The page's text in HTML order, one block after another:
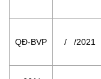
QĐ-BVP / /2021